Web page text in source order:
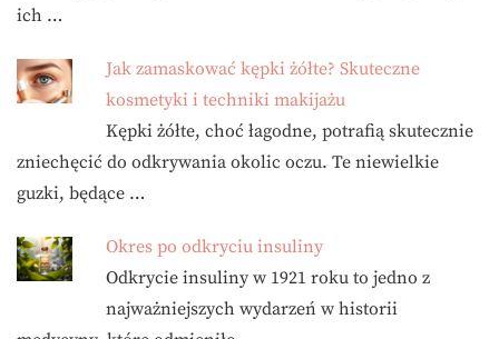
ich …
Jak zamaskować kępki żółte? Skuteczne
kosmetyki i techniki makijażu
Kępki żółte, choć łagodne, potrafią skutecznie
zniechęcić do odkrywania okolic oczu. Te niewielkie
guzki, będące …
Okres po odkryciu insuliny
Odkrycie insuliny w 1921 roku to jedno z
najważniejszych wydarzeń w historii